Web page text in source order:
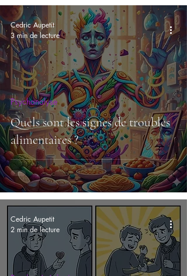
Quels sont les signes de troubles
alimentaires ?
Psychanalyse
Cedric Aupetit
3 min de lecture
Cedric Aupetit
2 min de lecture